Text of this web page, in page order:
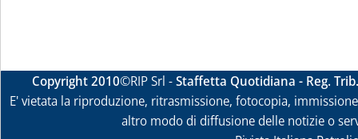
Copyright 2010©RIP Srl -Staffetta Quotidiana - Reg.
E' vietata la riproduzione, ritrasmissione, fotocopia,
altro modo di diffusione delle notizie o